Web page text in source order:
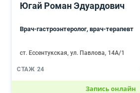
Югай Роман Эдуардович
Врач-гастроэнтеролог, врач-терапевт
ст. Ессентукская, ул. Павлова, 14А/1
СТАЖ 24
Запись онлайн